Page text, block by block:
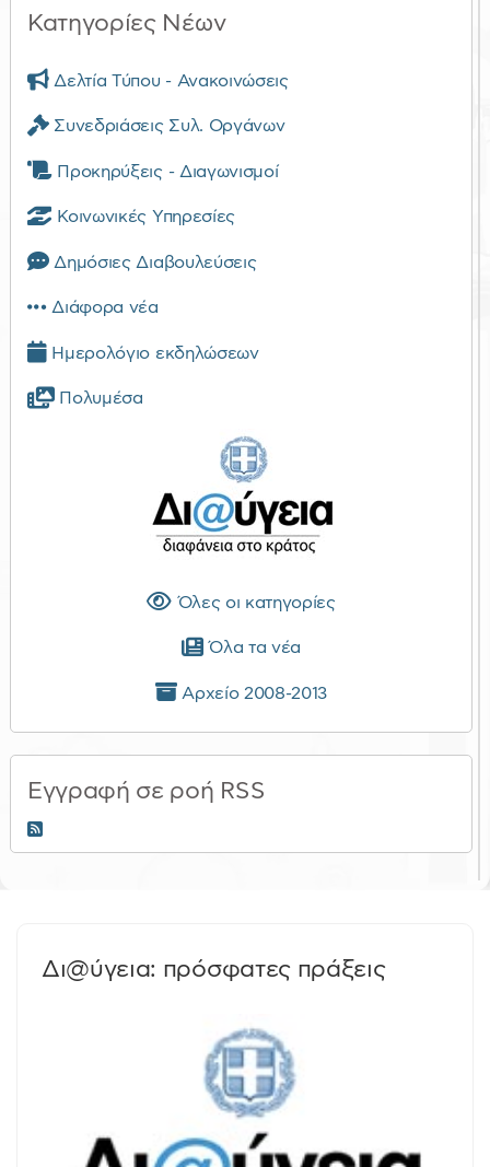
Κατηγορίες Νέων
Δελτία Τύπου - Ανακοινώσεις
Συνεδριάσεις Συλ. Οργάνων
Προκηρύξεις - Διαγωνισμοί
Κοινωνικές Υπηρεσίες
Δημόσιες Διαβουλεύσεις
Διάφορα νέα
Ημερολόγιο εκδηλώσεων
Πολυμέσα
Όλες οι κατηγορίες
Όλα τα νέα
Αρχείο 2008-2013
Εγγραφή σε ροή RSS
RSS 2.0
Δι@ύγεια: πρόσφατες πράξεις